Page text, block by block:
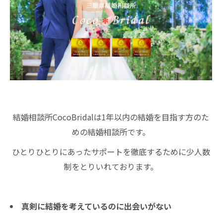
結婚相談所CocoBridalは1年以内の結婚を目指す方のた
めの結婚相談所です。
ひとりひとりにあったサポートを徹底するために少人数
制をとりいれております。
真剣に結婚を考えているのに出会いがない